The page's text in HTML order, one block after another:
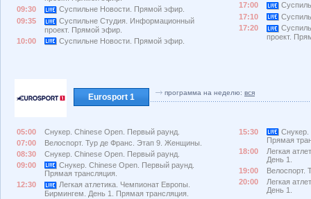
09:30
Суспильне Новости. Прямой эфир.
09:35
Суспильне Студия. Информационный
проект. Прямой эфир.
10:00
Суспильне Новости. Прямой эфир.
17:00
17:10
17:20
проект.
Eurosport 1 программа на неделю: вся
05:00
Снукер. Chinese Open. Первый раунд.
07:00
Велоспорт. Тур де Франс. Этап 9. Женщины.
08:30
Снукер. Chinese Open. Первый раунд.
09:00
Снукер. Chinese Open. Первый раунд.
Прямая трансляция.
12:30
Легкая атлетика. Чемпионат Европы.
Бирмингем. День 1. Прямая трансляция.
15:30
Снукер.
Прямая
18:00
Легкая
День 1.
19:00
20:00
Легкая
День 1.